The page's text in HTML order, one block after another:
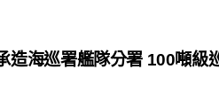
造海巡署艦隊分署 100噸級